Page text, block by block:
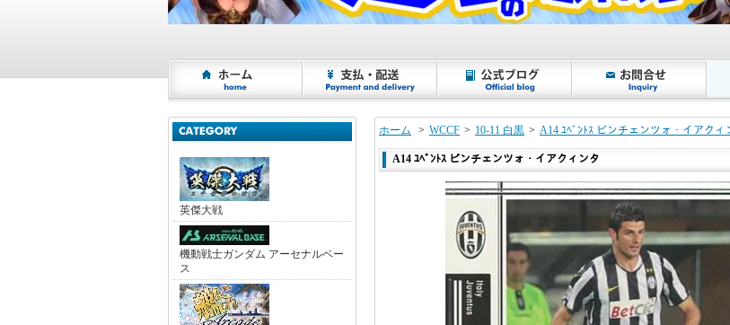
英傑大戦
機動戦士ガンダム アーセナルベー
ス
ホーム > WCCF > 10-11 白黒 > A14 ﾕﾍﾞﾝﾄｽ ビンチェンツォ・イアクィ
A14 ﾕﾍﾞﾝﾄｽ ビンチェンツォ・イアクィンタ